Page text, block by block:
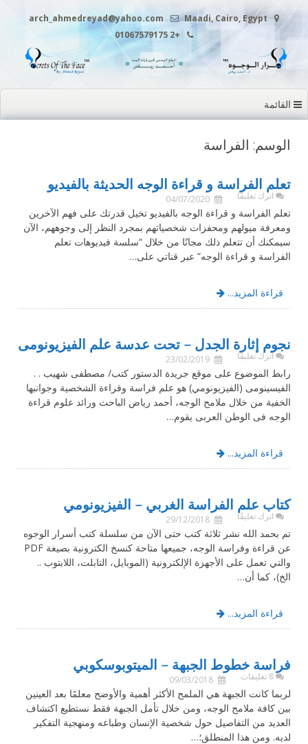
المحتوى
Maadi, Cairo, Egypt
arch_ahmedreyad@yahoo.com
+2 01067579175
القائمة
الوسم: الفراسة
تعلم الفراسة و قراءة الوجه الحديثة بالفيديو
04/07/2020 اترك تعليقًا
تعلم الفراسة و قراءة الوجه بالفيديو تخيل قدرتك على فهم الآخرين
ومعرفة ميولهم ومحفزات شخصياتهم بمجرد النظر إلى وجوههم، الآن
سيمكنك أن تتعلم ذلك مجانًا من خلال “سلسة فيديوهات تعلم
الفراسة و قراءة الوجه” عبر قناتي على…
قراءة المزيد...
نجوم إثارة الجدل – تحت عدسة علم الفيزيونومى
23/02/2019 اترك تعليقًا
رابط الموضوع على موقع جريدة الدستور كتب/ مصطفى شهيب . .
الفيسينومى (الفيزيونومي) هو علم فراسة وقراءة الشخصية وجوانبها
الخفية من خلال ملامح الوجه، أحمد رياض الباحث ورائد علوم قراءة
الوجه فى الوطن العربى يقوم…
قراءة المزيد...
كتاب علم الفراسة الغربي – الفيزيونومي
29/12/2018 اترك تعليقًا
تم بحمد الله نشر ثلاثة كتب حتى الآن من سلسلة كتب أسرار الوجوه
عن قراءة وفراسة الوجه، جميعها متاحة كنسخ الكترونية بصيغة PDF
والتي تعمل على الأجهزة الإلكترونية (الموبايل، التابلت، اللابتوب ..
الخ)، كما أن…
قراءة المزيد...
فراسة خطوط الجبهة – الميتوبوسكوبي
09/03/2018 8 تعليقات
لربما كانت الجبهة هي الملمح الأكثر أهمية والأوضح معلمًا بعد العينين
بين كافة ملامح الوجه، ومن خلال تأمل الجبهة فقط نستطيع اكتشاف
العديد من التفاصيل حول شخصية الإنسان وطباعه ومنهجية التفكير
لديه. ومن هذا المنطلق؛…